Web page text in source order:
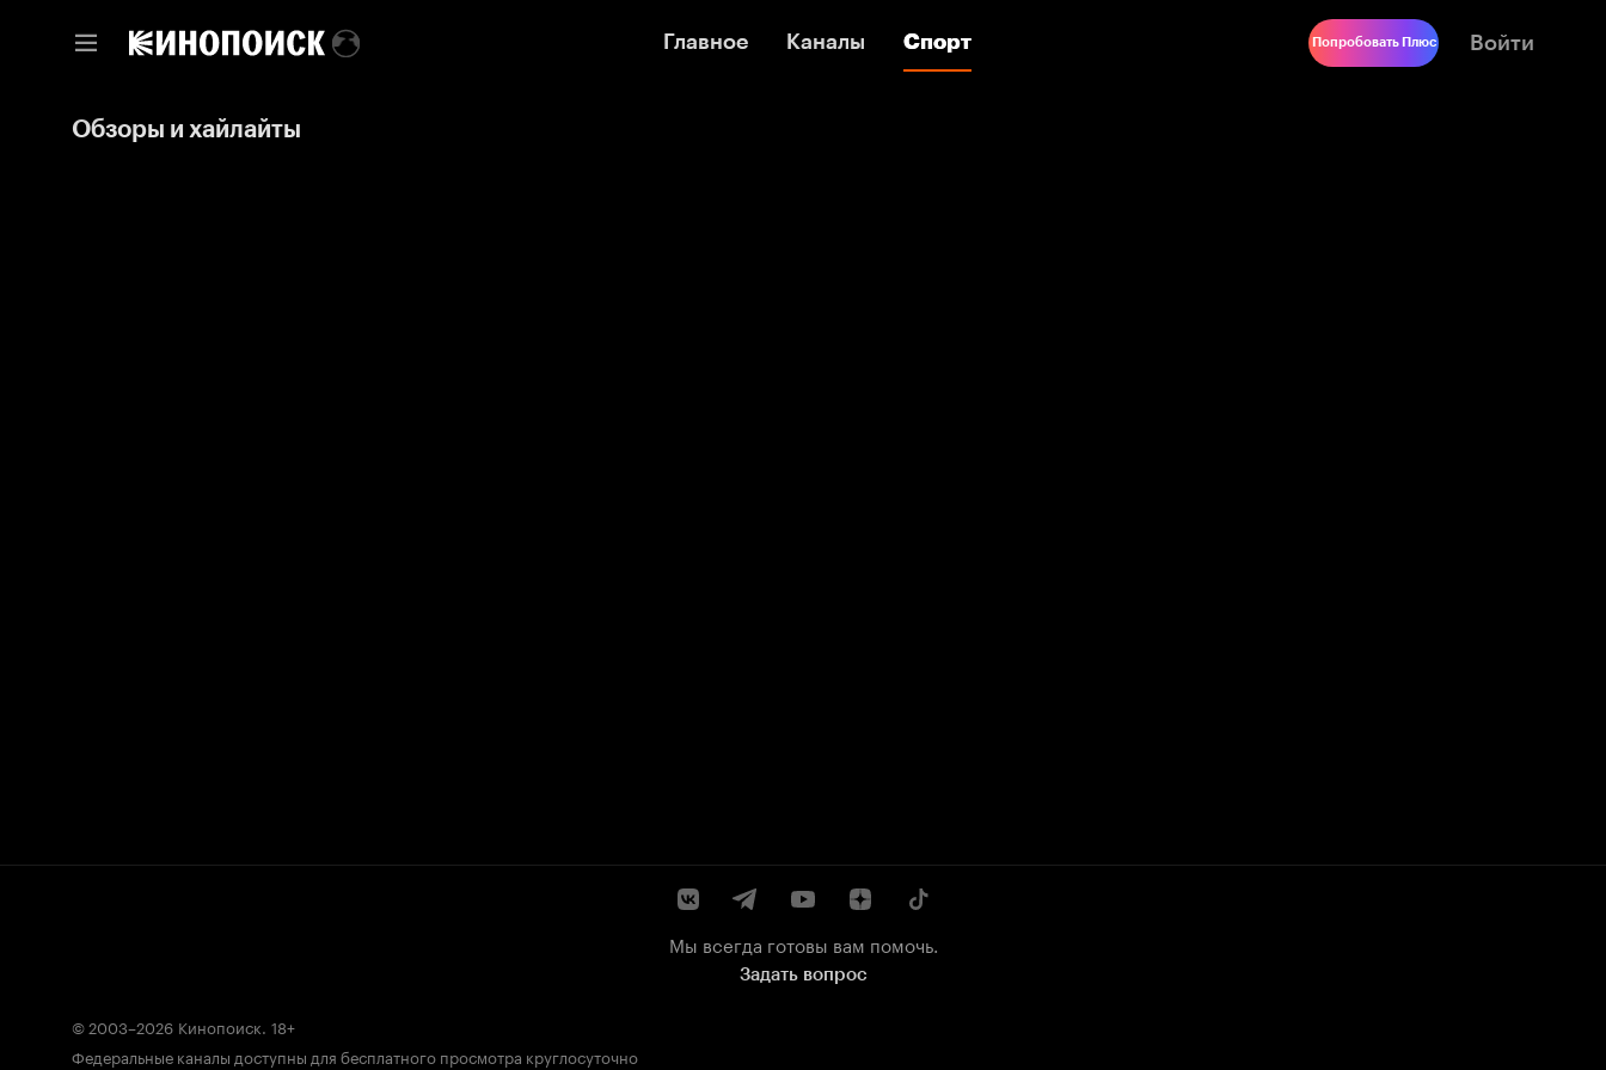
Главное Каналы Спорт
Главное Каналы Спорт Попробовать Плюс Войти
Обзоры и хайлайты
Мы всегда готовы вам помочь.
Задать вопрос
© 2003–2026 Кинопоиск. 18+
Федеральные каналы доступны для бесплатного просмотра круглосуточно